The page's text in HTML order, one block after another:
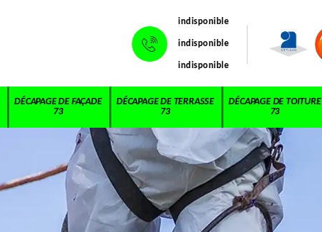
indisponible
indisponible
indisponible
DÉCAPAGE DE FAÇADE
73
DÉCAPAGE DE TERRASSE
73
DÉCAPAGE DE TOITURE
73